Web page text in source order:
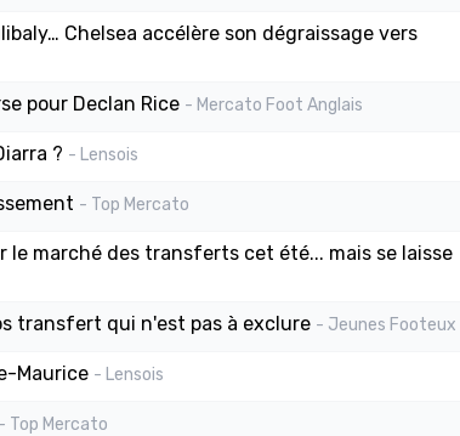
Chelsea accélère son dégraissage vers
pour Declan Rice - Mercato Foot Anglais
? - Lensois
- Top Mercato
le marché des transferts cet été... mais se laisse
transfert qui n'est pas à exclure - Jeunes Footeux
Maurice - Lensois
- Top Mercato